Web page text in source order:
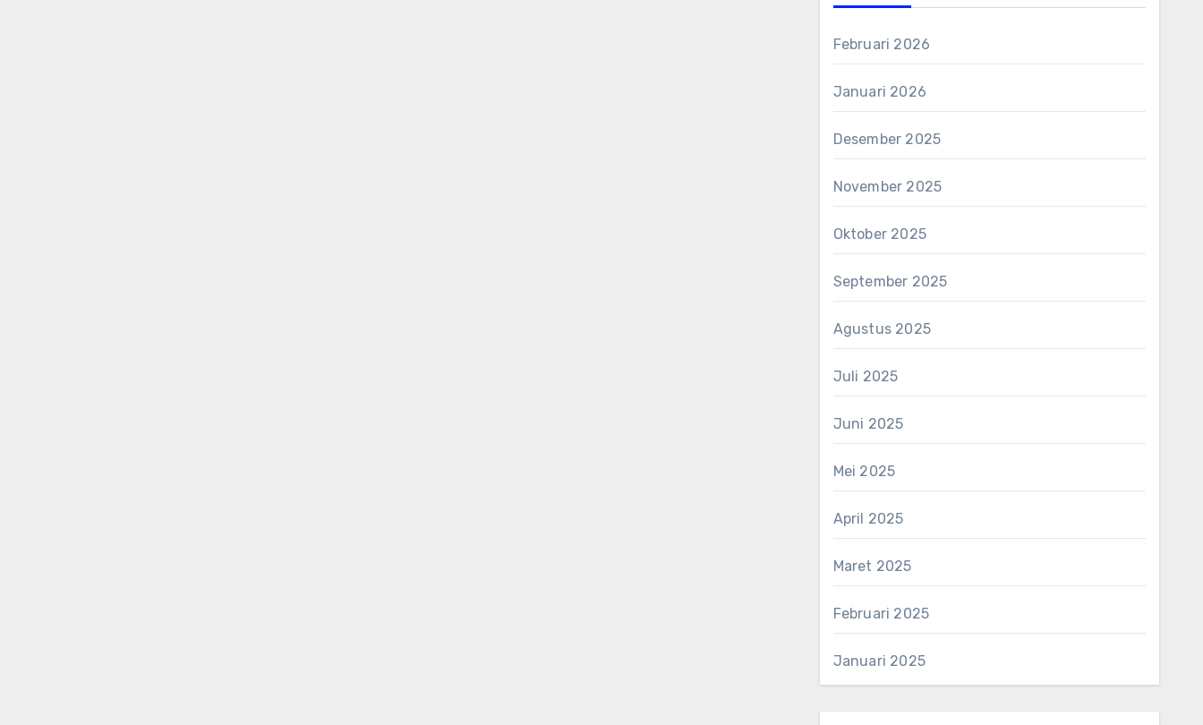
Februari 2026
Januari 2026
Desember 2025
November 2025
Oktober 2025
September 2025
Agustus 2025
Juli 2025
Juni 2025
Mei 2025
April 2025
Maret 2025
Februari 2025
Januari 2025